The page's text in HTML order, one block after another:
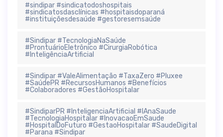
#sindipar #sindicatodoshospitais
#sindicatosdasclínicas #hospitaisdoparaná
#instituiçõesdesaúde #gestoresemsaúde
#Sindipar #TecnologiaNaSaúde
#ProntuárioEletrônico #CirurgiaRobótica
#InteligênciaArtificial
#Sindipar #ValeAlimentação #TaxaZero #Pluxee
#SaúdePR #RecursosHumanos #Benefícios
#Colaboradores #GestãoHospitalar
#SindiparPR #InteligenciaArtificial #IAnaSaude
#TecnologiaHospitalar #InovacaoEmSaude
#HospitalDoFuturo #GestaoHospitalar #SaudeDigital
#Parana #Sindipar